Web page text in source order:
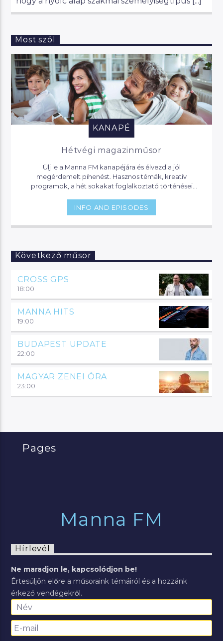
Most szól
KANAPÉ
Hétvégi magazinműsor
Ülj le a Manna FM kanapéjára és élvezd a jól
megérdemelt pihenést. Hasznos témák, kreatív
programok, a hét sokakat foglalkoztató történései
foglalsz nálunk.
INFO AND EPISODES
Következő műsor
CROSS GPS
18:00
MANNA HITS
19:00
BUDAPEST UPDATE
22:00
MAGYAR ZENEI ÓRA
23:00
Pages
Manna FM
Hírlevél
Ne maradjon le, kapcsolódjon be!
Értesüljön előre a műsoraink témáiról és a hozzánk
érkező vendégekről.